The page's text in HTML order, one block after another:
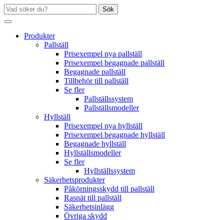
Sök
Produkter
Pallställ
Prisexempel nya pallställ
Prisexempel begagnade pallställ
Begagnade pallställ
Tillbehör till pallställ
Se fler
Pallställssystem
Pallställsmodeller
Hyllställ
Prisexempel nya hyllställ
Prisexempel begagnade hyllställ
Begagnade hyllställ
Hyllställsmodeller
Se fler
Hyllställssystem
Säkerhetsprodukter
Påkörningsskydd till pallställ
Rasnät till pallställ
Säkerhetsinlägg
Övriga skydd